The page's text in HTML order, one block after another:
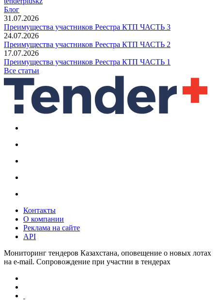
Блог
31.07.2026
Преимущества участников Реестра КТП ЧАСТЬ 3
24.07.2026
Преимущества участников Реестра КТП ЧАСТЬ 2
17.07.2026
Преимущества участников Реестра КТП ЧАСТЬ 1
Все статьи
Контакты
О компании
Реклама на сайте
API
Мониторинг тендеров Казахстана, оповещение о новых лотах
на e-mail. Сопровождение при участии в тендерах